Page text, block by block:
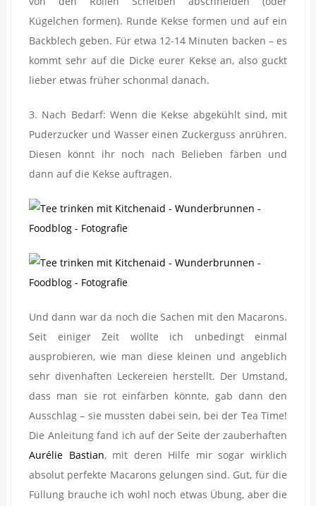
Kügelchen formen). Runde Kekse formen und auf ein
Backblech geben. Für etwa 12-14 Minuten backen – es
kommt sehr auf die Dicke eurer Kekse an, also guckt
lieber etwas früher schonmal danach.
3. Nach Bedarf: Wenn die Kekse abgekühlt sind, mit
Puderzucker und Wasser einen Zuckerguss anrühren.
Diesen könnt ihr noch nach Belieben färben und
dann auf die Kekse auftragen.
Und dann war da noch die Sachen mit den Macarons.
Seit einiger Zeit wollte ich unbedingt einmal
ausprobieren, wie man diese kleinen und angeblich
sehr divenhaften Leckereien herstellt. Der Umstand,
dass man sie rot einfärben könnte, gab dann den
Ausschlag – sie mussten dabei sein, bei der Tea Time!
Die Anleitung fand ich auf der Seite der zauberhaften
Aurélie Bastian, mit deren Hilfe mir sogar wirklich
absolut perfekte Macarons gelungen sind. Gut, für die
Füllung brauche ich wohl noch etwas Übung, aber die